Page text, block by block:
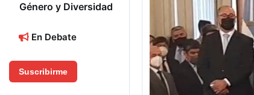
Género y Diversidad
En Debate
Suscribirme